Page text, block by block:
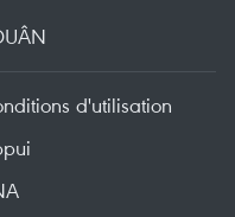
d'utilisation